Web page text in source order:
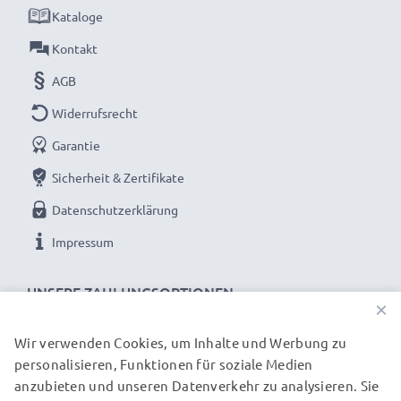
UNSERE ZAHLUNGSOPTIONEN
Kataloge
Kontakt
AGB
Widerrufsrecht
Garantie
Sicherheit & Zertifikate
Datenschutzerklärung
Impressum
UNSERE VERSANDPARTNER
×
Wir verwenden Cookies, um Inhalte und Werbung zu
personalisieren, Funktionen für soziale Medien
anzubieten und unseren Datenverkehr zu analysieren. Sie